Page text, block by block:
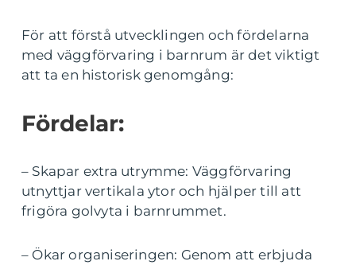
För att förstå utvecklingen och fördelarna
med väggförvaring i barnrum är det viktigt
att ta en historisk genomgång:
Fördelar:
– Skapar extra utrymme: Väggförvaring
utnyttjar vertikala ytor och hjälper till att
frigöra golvyta i barnrummet.
– Ökar organiseringen: Genom att erbjuda